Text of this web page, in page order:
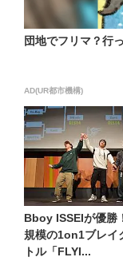
団地でフリマ？行
AD(UR都市機構)
Bboy ISSEIが優勝
規模の1on1ブレイ
トル「FLYI...